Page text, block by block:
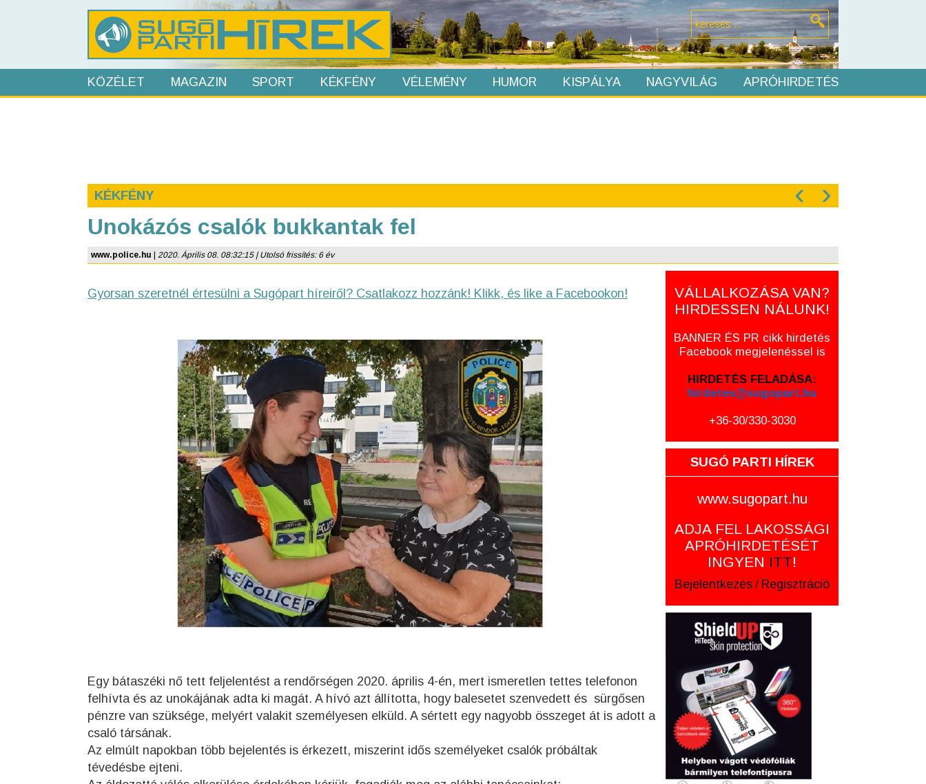
KÖZÉLET MAGAZIN SPORT KÉKFÉNY VÉLEMÉNY HUMOR KISPÁLYA NAGYVILÁG APRÓHIRDETÉS
KÉKFÉNY ‹ ›
Unokázós csalók bukkantak fel
www.police.hu 2020. Április 08. 08:32:15 | Utolsó frissítés: 6 év
Gyorsan szeretnél értesülni a Sugópart híreiről? Csatlakozz hozzánk! Klikk, és like a Facebookon!
Egy bátaszéki nő tett feljelentést a rendőrségen 2020. április 4-én, mert ismeretlen tettes telefonon
felhívta és az unokájának adta ki magát. A hívó azt állította, hogy balesetet szenvedett és sürgősen
pénzre van szüksége, melyért valakit személyesen elküld. A sértett egy nagyobb összeget át is adott a
csaló társának.
Az elmúlt napokban több bejelentés is érkezett, miszerint idős személyeket csalók próbáltak
tévedésbe ejteni.
VÁLLALKOZÁSA VAN?
HIRDESSEN NÁLUNK!
BANNER ÉS PR cikk hirdetés
Facebook megjelenéssel is
HIRDETÉS FELADÁSA:
hirdetes@sugopart.hu
+36-30/330-3030
SUGÓ PARTI HÍREK
www.sugopart.hu
ADJA FEL LAKOSSÁGI
APRÓHIRDETÉSÉT
INGYEN ITT!
Bejelentkezés / Regisztráció